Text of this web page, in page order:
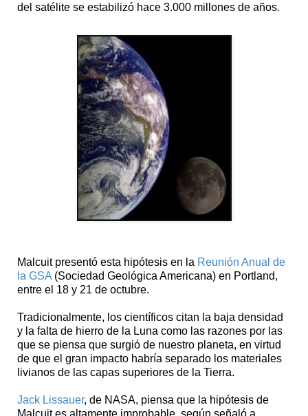
del satélite se estabilizó hace 3.000 millones de años.
Malcuit presentó esta hipótesis en la Reunión Anual de
la GSA (Sociedad Geológica Americana) en Portland,
entre el 18 y 21 de octubre.
Tradicionalmente, los científicos citan la baja densidad
y la falta de hierro de la Luna como las razones por las
que se piensa que surgió de nuestro planeta, en virtud
de que el gran impacto habría separado los materiales
livianos de las capas superiores de la Tierra.
Jack Lissauer, de NASA, piensa que la hipótesis de
Malcuit es altamente improbable, según señaló a